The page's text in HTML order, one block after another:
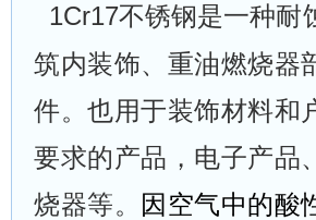
1Cr17不锈钢是一种耐
筑内装饰、重油燃烧器
件。也用于装饰材料和
要求的产品 ， 电子产品
烧器等。
因空气中的酸